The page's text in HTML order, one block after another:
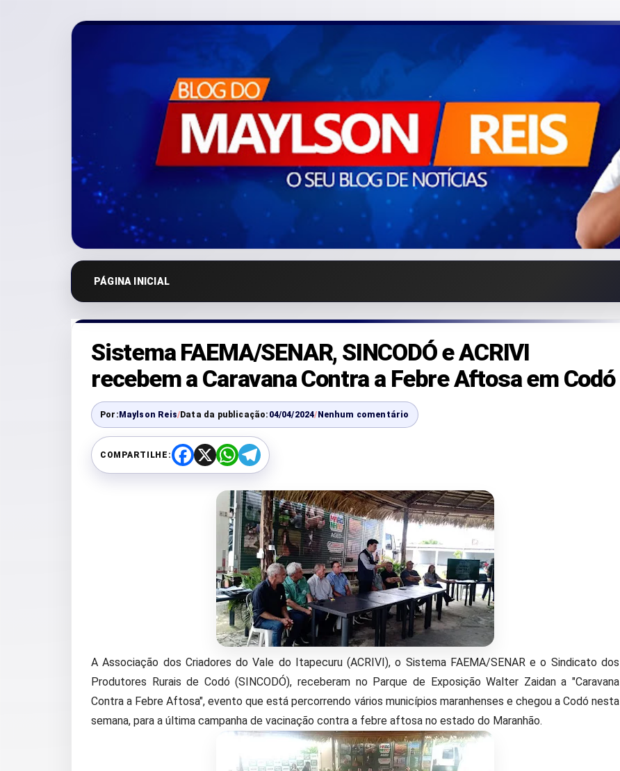
PÁGINA INICIAL
Sistema FAEMA/SENAR, SINCODÓ e ACRIVI
recebem a Caravana Contra a Febre Aftosa em Codó
Por:Maylson Reis/Data da publicação: 04/04/2024/Nenhum comentário
COMPARTILHE:
F
a
X
W
h
t
s
A
p
p
T
e
e
g
r
a
m
A Associação dos Criadores do Vale do Itapecuru (ACRIVI), o Sistema FAEMA/SENAR e o Sindicato dos
Produtores Rurais de Codó (SINCODÓ), receberam no Parque de Exposição Walter Zaidan a "Caravana
Contra a Febre Aftosa", evento que está percorrendo vários municípios maranhenses e chegou a Codó nesta
semana, para a última campanha de vacinação contra a febre aftosa no estado do Maranhão.